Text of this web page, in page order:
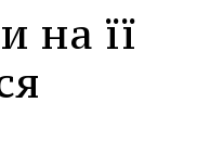
на її